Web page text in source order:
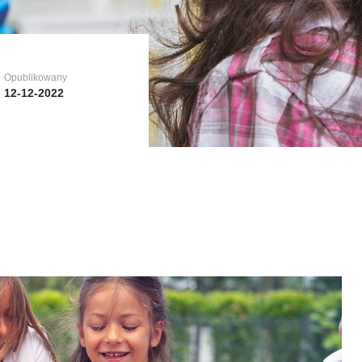
Opublikowany
12-12-2022
Opublikowany
12-12-2022
Opublikowany
12-12-2022